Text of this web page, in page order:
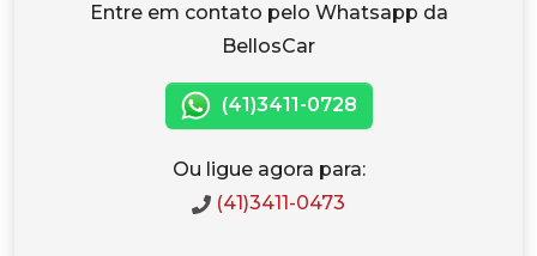
Entre em contato pelo Whatsapp da
BellosCar
(41)3411-0728
Ou ligue agora para:
(41)3411-0473